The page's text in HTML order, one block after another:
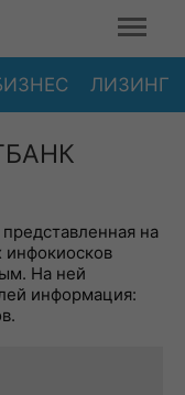
ЛИЗИНГ
на
На ней
информация: